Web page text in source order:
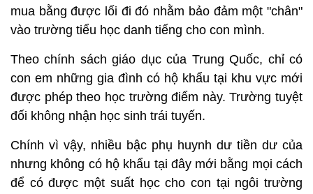
mua bằng được lối đi đó nhằm bảo đảm một "chân"
vào trường tiểu học danh tiếng cho con mình.
Theo chính sách giáo dục của Trung Quốc, chỉ có
con em những gia đình có hộ khẩu tại khu vực mới
được phép theo học trường điểm này. Trường tuyệt
đối không nhận học sinh trái tuyến.
Chính vì vậy, nhiều bậc phụ huynh dư tiền dư của
nhưng không có hộ khẩu tại đây mới bằng mọi cách
để có được một suất học cho con tại ngôi trường